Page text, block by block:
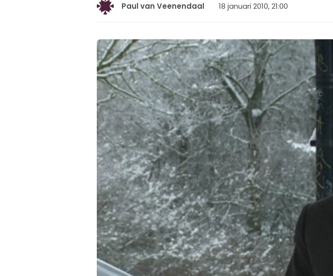
Paul van Veenendaal 18 januari 2010, 21:00